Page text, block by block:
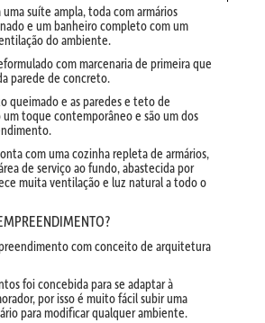
suíte ampla, toda com armários
e um banheiro completo com um
do ambiente.
com marcenaria de primeira que
parede de concreto.
queimado e as paredes e teto de
toque contemporâneo e são um dos
com uma cozinha repleta de armários,
de serviço ao fundo, abastecida por
muita ventilação e luz natural a todo o
com conceito de arquitetura
foi concebida para se adaptar à
por isso é muito fácil subir uma
para modificar qualquer ambiente.